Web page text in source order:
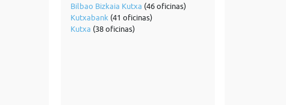
Bilbao Bizkaia Kutxa (46 oficinas)
Kutxabank (41 oficinas)
Kutxa (38 oficinas)